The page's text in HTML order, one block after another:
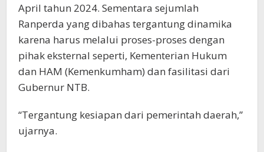
April tahun 2024. Sementara sejumlah
Ranperda yang dibahas tergantung dinamika
karena harus melalui proses-proses dengan
pihak eksternal seperti, Kementerian Hukum
dan HAM (Kemenkumham) dan fasilitasi dari
Gubernur NTB.
“Tergantung kesiapan dari pemerintah daerah,”
ujarnya.